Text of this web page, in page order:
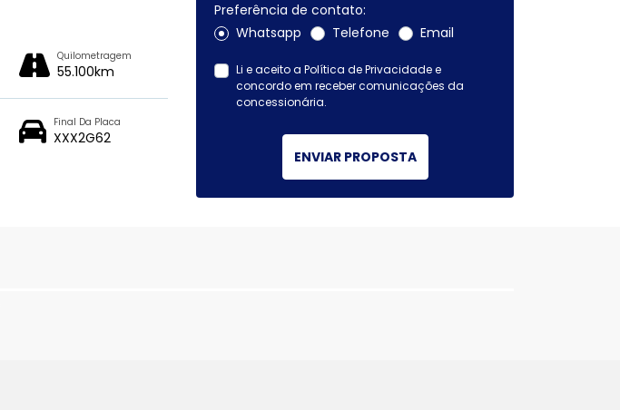
Preferência de contato:
Whatsapp
Telefone Email
Li e aceito a Política de Privacidadee
concordo em receber comunicações da
concessionária.
ENVIAR PROPOSTA
Quilometragem
55.100km
Final Da Placa
XXX2G62